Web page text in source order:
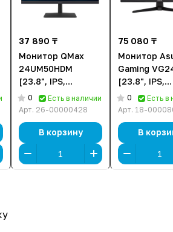
37 890 ₸
Монитор QMax
24UM50HDM
[23.8", IPS,
1920x1080, 120Гц,
2 мс, HDMI,
(D-Sub)]
0
Есть в наличии
Арт. 26-00000428
В корзину
75 080 ₸
Монитор
Gaming
[23.8", IPS,
1920x1080,
0.03 мс,
0
Есть в
Арт. 18-
В